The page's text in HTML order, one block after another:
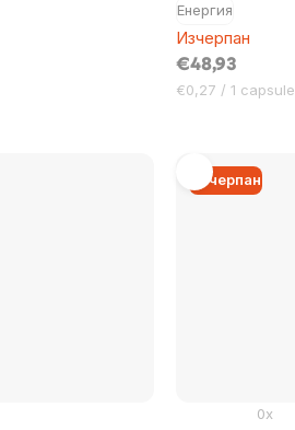
Енергия
Изчерпан
€48,93
Цена
€0,27 / 1 capsule
Изчерпан
0x